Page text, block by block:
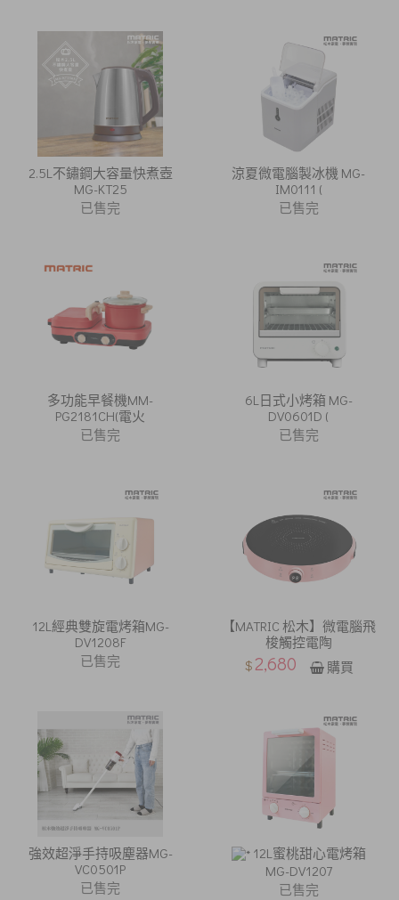
2.5L不鏽鋼大容量快煮壺
MG-KT25
已售完
涼夏微電腦製冰機 MG-
IM0111 (
已售完
多功能早餐機MM-
PG2181CH(電火
已售完
6L日式小烤箱 MG-
DV0601D (
已售完
12L經典雙旋電烤箱MG-
DV1208F
已售完
【MATRIC 松木】微電腦飛
梭觸控電陶
$ 2,680 購買
強效超淨手持吸塵器MG-
VC0501P
已售完
12L蜜桃甜心電烤箱
MG-DV1207
已售完